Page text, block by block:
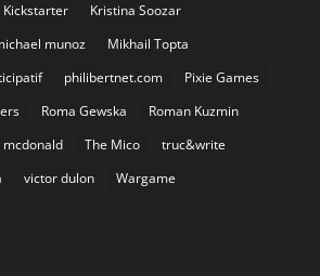
Kickstarter
Kristina Soozar
munoz
Mikhail Topta
philibertnet.com
Pixie Games
Roma Gewska
Roman Kuzmin
mcdonald The Mico
truc&write
victor dulon
Wargame